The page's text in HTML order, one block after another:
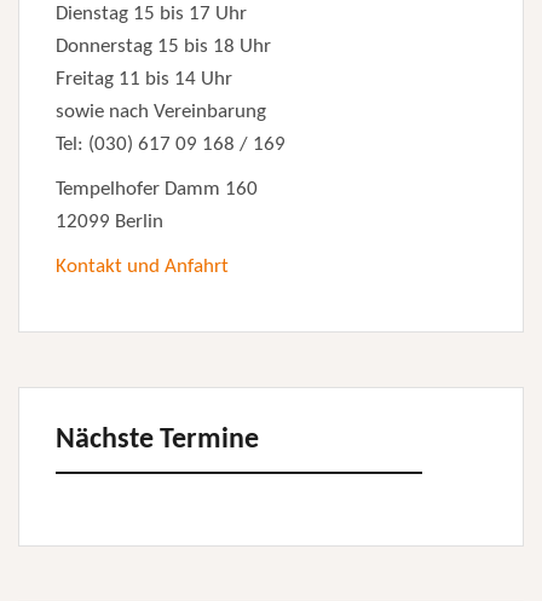
Dienstag 15 bis 17 Uhr
Donnerstag 15 bis 18 Uhr
Freitag 11 bis 14 Uhr
sowie nach Vereinbarung
Tel: (030) 617 09 168 / 169
Tempelhofer Damm 160
12099 Berlin
Kontakt und Anfahrt
Nächste Termine